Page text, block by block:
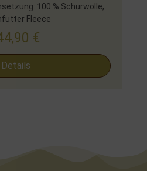
100 % Schurwolle,
Fleece
€
Details